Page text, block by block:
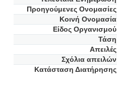
Προηγούμενες Oνομασίες
Κοινή Ονομασία
Είδος Οργανισμού
Τάση
Απειλές
Σχόλια απειλών
Κατάσταση Διατήρησης